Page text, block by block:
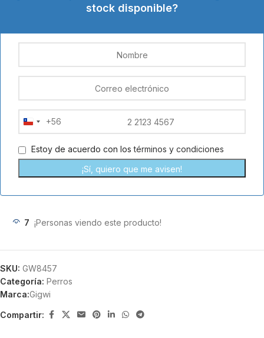
stock disponible?
Chile
+56
+56
Estoy de acuerdo con lostérminos y condiciones
7 ¡Personas viendo este producto!
SKU: GW8457
Categoría: Perros
Marca:Gigwi
Compartir: